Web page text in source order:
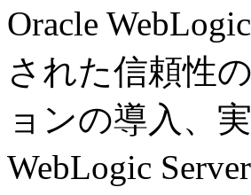
Oracle
された信頼性
ョンの導入、
WebLogic